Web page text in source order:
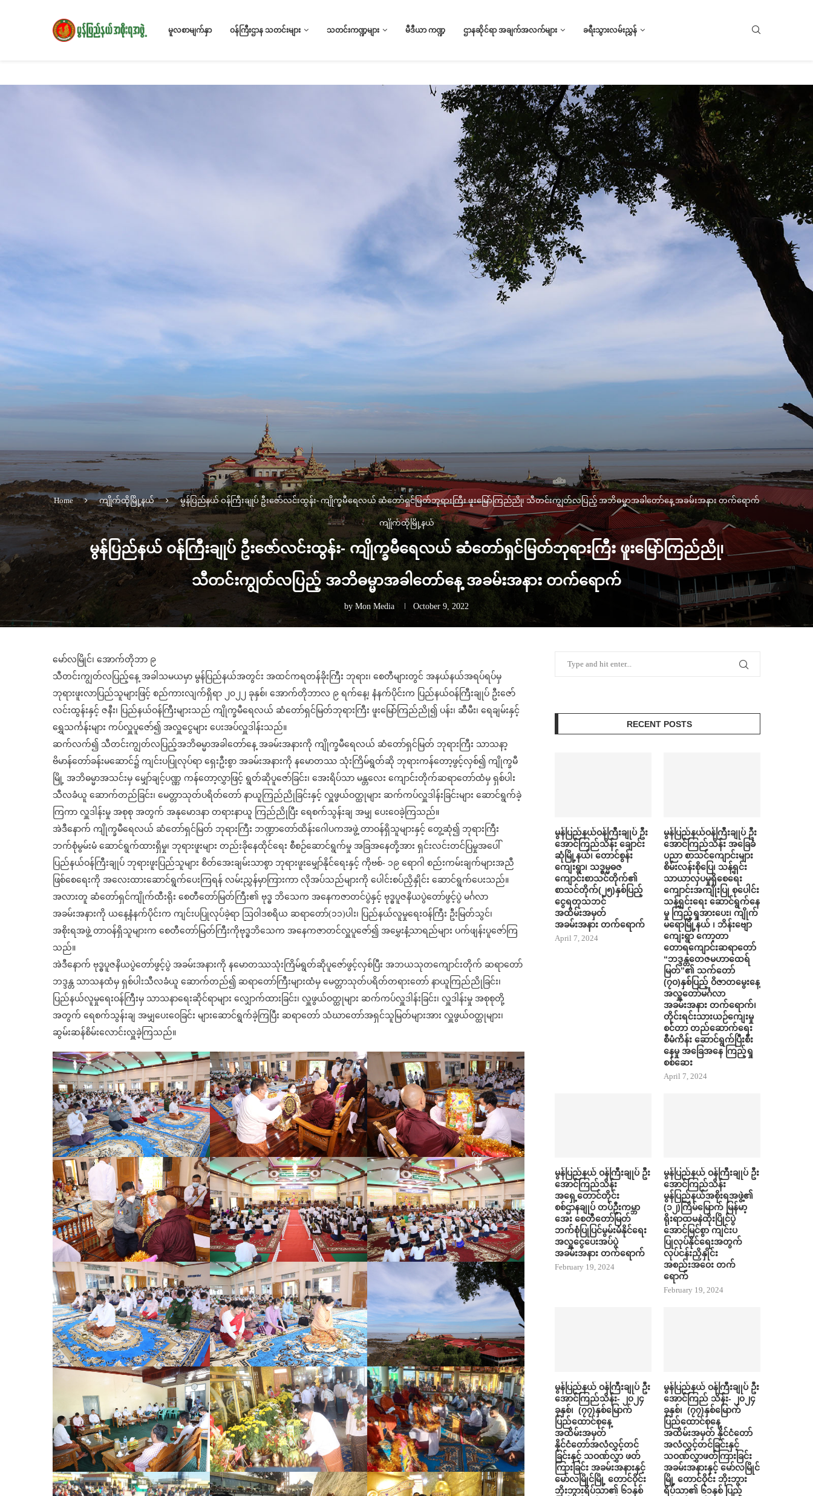
မူလစာမျက်နှာ ဝန်ကြီးဌာန သတင်းများ သတင်းကဏ္ဍများ မီဒီယာ ကဏ္ဍ ဌာနဆိုင်ရာ အချက်အလက်များ ခရီးသွားလမ်းညွှန်
Home ကျိုက်ထိုမြို့နယ် မွန်ပြည်နယ် ဝန်ကြီးချုပ် ဦး​ဇော်လင်းထွန်း- ကျိုက္ခမီရေလယ် ဆံတော်ရှင်မြတ်ဘုရားကြီး ဖူး​မြော်ကြည်ညို၊ သီတင်းကျွတ်လပြည့်​ အဘိဓမ္မာအခါတော်နေ့ အခမ်းအနား တက်​ရောက်
ကျိုက်ထိုမြို့နယ်
မွန်ပြည်နယ် ဝန်ကြီးချုပ် ဦး​ဇော်လင်းထွန်း- ကျိုက္ခမီရေလယ် ဆံတော်ရှင်မြတ်ဘုရားကြီး ဖူး​မြော်ကြည်ညို၊
သီတင်းကျွတ်လပြည့်​ အဘိဓမ္မာအခါတော်နေ့ အခမ်းအနား တက်​ရောက်
by Mon Media October 9, 2022
မော်လမြိုင်၊ ​အောက်တိုဘာ ၉
သီတင်းကျွတ်လပြည့်​နေ့ အခါသမယမှာ မွန်ပြည်နယ်အတွင်း အထင်ကရတန်ခိုးကြီး ဘုရား​၊ စေတီများတွင် အနယ်နယ်အရပ်ရပ်မှ
ဘုရားဖူးလာပြည်သူများဖြင့် စည်ကားလျက်ရှိရာ ၂၀၂၂ ခုနှစ်၊ အောက်တိုဘာလ ၉ ရက်​နေ့၊ နံနက်ပိုင်းက ပြည်နယ်ဝန်ကြီးချုပ် ဦး​ဇော်
လင်းထွန်းနှင့် ဇနီး၊ ပြည်နယ်ဝန်ကြီးများသည် ကျိုက္ခမီရေလယ် ဆံတော်ရှင်မြတ်ဘုရားကြီး ဖူး​မြော်ကြည်ညို၍ ပန်း၊ ဆီမီး၊ ‌ရေချမ်းနှင့် ​
ရွှေသင်္ကန်းများ ကပ်လှူပူ​ဇော်၍ အလှူ​ငွေများ ​ပေးအပ်လှူဒါန်းသည်။
ဆက်လက်၍ သီတင်းကျွတ်လပြည့်​အဘိဓမ္မာအခါတော်နေ့ အခမ်းအနားကို ကျိုက္ခမီရေလယ် ဆံတော်ရှင်မြတ် ဘုရားကြီး​ သာသနာ့
ဗိမာန်တော်ခန်းမဆောင်၌ ကျင်းပပြုလုပ်ရာ ​ရှေးဦးစွာ အခမ်းအနားကို နမောတဿ သုံးကြိမ်ရွတ်ဆို ဘုရားကန်တော့ဖွင့်လှစ်၍ ကျိုက္ခမီ
မြို့ အဘိဓမ္မာအသင်းမှ မျှော်ချင့်ပဏ္ဏ ကန်တော့လွှာဖြင့် ရွတ်ဆိုပူ​ဇော်ခြင်း၊ အေးရိပ်သာ မန္တလေး ကျောင်းတိုက်ဆရာတော်ထံမှ ရှစ်ပါး
သီလခံယူ ဆောက်တည်ခြင်း၊ မေတ္တာသုတ်ပရိတ်တော် နာယူကြည်ညိုခြင်းနှင့် လှူဖွယ်ဝတ္ထုများ ဆက်ကပ်လှူဒါန်းခြင်းများ ​ဆောင်ရွက်ခဲ့
ကြကာ လှူဒါန်းမှု အစုစု အတွက် အနုမောဒနာ တရားနာယူ ကြည်ညိုပြီး ရေစက်သွန်းချ အမျှ ပေးဝေခဲ့ကြသည်။
အဲဒီ​နောက် ကျိုက္ခမီရေလယ် ဆံတော်ရှင်မြတ် ဘုရားကြီး ​ဘဏ္ဍာတော်ထိန်းဂေါပကအဖွဲ့ တာဝန်ရှိသူများနှင့် ​တွေ့ဆုံ၍ ဘုရားကြီး
ဘက်စုံမွမ်းမံ ​ဆောင်ရွက်ထားရှိမှု၊ ဘုရားဖူးများ တည်းခို​နေထိုင်​ရေး စီစဉ်​ဆောင်ရွက်မှု အခြအ​နေတို့အား ရှင်းလင်းတင်ပြမှုအ​ပေါ်
ပြည်နယ်ဝန်ကြီးချုပ် ဘုရားဖူးပြည်သူများ စိတ်​အေးချမ်းသာစွာ ဘုရားဖူး​မျှော်နိုင်​ရေးနှင့် ကိုဗစ်- ၁၉ ​ရောဂါ စည်းကမ်းချက်များအညီ
ဖြစ်​စေ​ရေး​ကို အ​လေးထားဆောင်ရွက်​ပေးကြရန် လမ်းညွှန်မှာကြားကာ လိုအပ်သည်များကို ​ပေါင်းစပ်ညှိနှိုင်း ​ဆောင်ရွက်ပေးသည်။
အလားတူ ဆံတော်ရှင်ကျိုက်ထီးရိုး စေတီတော်မြတ်ကြီး၏ ဗုဒ္ဓ ဘိသေက အနေကဇာတင်ပွဲနှင့် ဗုဒ္ဓပူဇနိယပွဲတော်ဖွင့်ပွဲ မင်္ဂလာ
အခမ်းအနားကို ယ​နေ့နံနက်ပိုင်းက ကျင်းပပြုလုပ်ခဲ့ရာ ဩဝါဒစရိယ ဆရာတော်(၁၁)ပါး၊ ပြည်နယ်လူမှုရေးဝန်ကြီး ဦးမြတ်သွင်၊
အစိုးရအဖွဲ့ တာဝန်ရှိသူများက စေတီတော်မြတ်ကြီးကိုဗုဒ္ဓဘိသေက အနေကဇာတင်လှူပူဇော်၍ အမွှေးနံ့သာရည်များ ပက်ဖျန်းပူ​ဇော်ကြ
သည်။
အဲဒီ​နောက် ဗုဒ္ဓပူဇနိယပွဲတော်ဖွင့်ပွဲ အခမ်းအနားကို နမောတဿသုံးကြိမ်ရွတ်ဆိုပူဇော်ဖွင့်လှစ်ပြီး အဘယသုတကျောင်းတိုက် ဆရာတော်
ဘဒ္ဒန္တ သာသနထံမှ ရှစ်ပါးသီလခံယူ ဆောက်တည်၍ ဆရာတော်ကြီးများထံမှ မေတ္တာသုတ်ပရိတ်တရားတော် နာယူကြည်ညိုခြင်း၊
ပြည်နယ်လူမှုရေးဝန်ကြီးမှ သာသနာရေးဆိုင်ရာများ လျှောက်ထားခြင်း၊ လှူဖွယ်ဝတ္ထုများ ဆက်ကပ်လှူဒါန်းခြင်း၊ လှူဒါန်းမှု အစုစုတို့
အတွက် ရေစက်သွန်းချ အမျှပေးဝေခြင်း များဆောင်ရွက်ခဲ့ကြပြီး ဆရာ​တော်​ သံဃာ​တော်အရှင်သူမြတ်များအား လှူဖွယ်ဝတ္ထုများ၊
ဆွမ်းဆန်စိမ်းလောင်းလှူခဲ့ကြသည်။
RECENT POSTS
မွန်ပြည်နယ်ဝန်ကြီးချုပ် ဦး
အောင်ကြည်သိန်း ချောင်း
ဆုံမြို့နယ်၊ တောင်စွန်း
ကျေးရွာ၊ သဒ္ဓမ္မဓဇ
ကျောင်းစာသင်တိုက်၏
စာသင်တိုက်(၂၅)နှစ်ပြည့်
ငွေရတုသဘင်
အထိမ်းအမှတ်
အခမ်းအနား တက်​ရောက်
April 7, 2024
မွန်ပြည်နယ်ဝန်ကြီးချုပ် ဦး
အောင်ကြည်သိန်း အ​ခြေခံ
ပညာ စာသင်​ကျောင်းများ
စိမ်းလန်းစို​​ပြေ​၊ သန့်ရှင်း
သာယာလှ​ပ​မှုရှိ​စေရေး
ကျောင်းအကျိုးပြု စု​ပေါင်း
သန့်ရှင်း​ရေး ​ဆောင်ရွက်နေ
မှု ကြည့်ရှုအား​ပေး၊ ကျိုက်
မရောမြို့နယ် ၊ ဘိန်းဗျော
ကျေးရွာ ကော့တာ
တောရကျောင်းဆရာတော်
“ဘဒ္ဒန္တတေဇမဟာထေရ်
မြတ်”၏ သက်တော်
(၇ဝ)နှစ်ပြည့် ဝိဇာတမွေးနေ့
အလှူတော်မင်္ဂလာ
အခမ်းအနား တက်​ရောက်၊
တိုင်းရင်းသားယဉ်ကျေးမှု
စင်တာ တည်​ဆောက်​ရေး
စီမံကိန်း ​ဆောင်ရွက်ပြီးစီး​
နေမှု အ​ခြေအ​နေ ကြည့်ရှု
စစ်​ဆေး
April 7, 2024
မွန်ပြည်နယ် ဝန်ကြီးချုပ် ဦး​
အောင်ကြည်သိန်း
အရှေ့တောင်တိုင်း
စစ်ဌာနချုပ် တပ်ဦးကမ္ဘာ​
အေး စေတီ​တော်မြတ်
ဘက်စုံပြုပြင်မွမ်းမံနိုင်​ရေး
အလှူ​ငွေ​ပေးအပ်ပွဲ
အခမ်းအနား တက်​ရောက်
February 19, 2024
မွန်ပြည်နယ် ဝန်ကြီးချုပ် ဦး​
အောင်ကြည်သိန်း
မွန်ပြည်နယ်အစိုးရအဖွဲ့၏
(၁၂)ကြိမ်မြောက် မြန်မာ့
ရိုးရာထမနဲထိုးပြိုင်ပွဲ
အောင်မြင်စွာ ကျင်းပ
ပြုလုပ်နိုင်ရေးအတွက်
လုပ်ငန်းညှိနှိုင်း
အစည်းအဝေး တက်​
ရောက်
February 19, 2024
မွန်ပြည်နယ် ဝန်ကြီးချုပ် ဦး
အောင်ကြည်သိန်း- ၂၀၂၄
ခုနှစ်၊ (၇၇)နှစ်မြောက်
ပြည်ထောင်စုနေ့
အထိမ်းအမှတ်
နိုင်ငံတော်အလံလွှင့်တင်
ခြင်းနှင့် သဝဏ်လွှာ ဖတ်
ကြားခြင်း အခမ်းအနားနှင့်
မော်လမြိုင်မြို့ တောင်ဝိုင်း
ဘိုးဘွားရိပ်သာ၏ ၆၁နှစ်
မွန်ပြည်နယ် ဝန်ကြီးချုပ် ဦး
အောင်ကြည် သိန်း- ၂၀၂၄
ခုနှစ်၊ (၇၇)နှစ်မြောက်
ပြည်ထောင်စုနေ့
အထိမ်းအမှတ် နိုင်ငံတော်
အလံလွှင့်တင်ခြင်းနှင့်
သဝဏ်လွှာဖတ်ကြားခြင်း
အခမ်းအနားနှင့် မော်လမြိုင်
မြို့ တောင်ဝိုင်း ဘိုးဘွား
ရိပ်သာ၏ ၆၁နှစ် ပြည့်